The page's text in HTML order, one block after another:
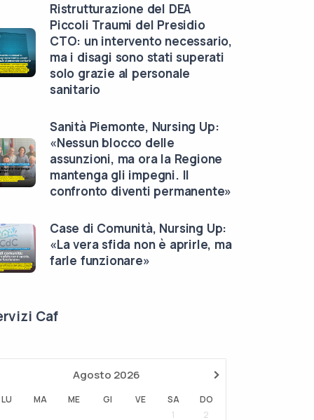
Ristrutturazione del DEA
Piccoli Traumi del Presidio
CTO: un intervento necessario,
ma i disagi sono stati superati
solo grazie al personale
sanitario
Sanità Piemonte, Nursing Up:
«Nessun blocco delle
assunzioni, ma ora la Regione
mantenga gli impegni. Il
confronto diventi permanente»
Case di Comunità, Nursing Up:
«La vera sfida non è aprirle, ma
farle funzionare»
Caf
›
Agosto 2026
LU MA ME GI VE SA
DO
1
2